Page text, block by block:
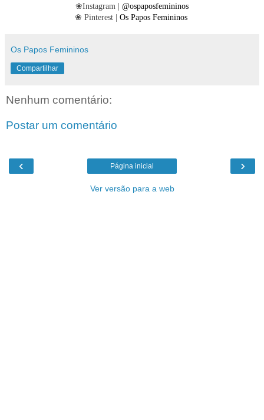
❀Instagram | @ospaposfemininos
❀ Pinterest | Os Papos Femininos
Os Papos Femininos
Compartilhar
Nenhum comentário:
Postar um comentário
‹ ›
Página inicial
Ver versão para a web